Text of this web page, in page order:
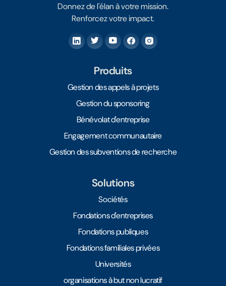
Donnez de l'élan à votre mission.
Renforcez votre impact.
Produits
Gestion des appels à projets
Gestion du sponsoring
Bénévolat d'entreprise
Engagement communautaire
Gestion des subventions de recherche
Solutions
Sociétés
Fondations d'entreprises
Fondations publiques
Fondations familiales privées
Universités
organisations à but non lucratif